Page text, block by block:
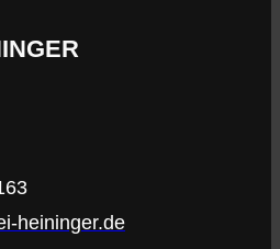
heininger.de